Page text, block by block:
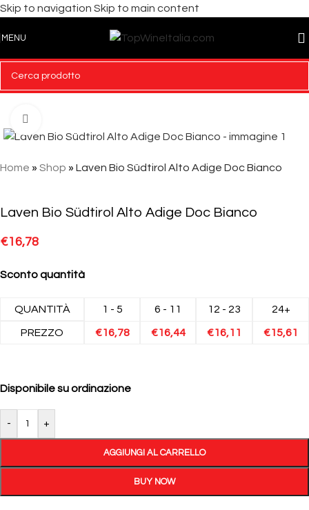
Skip to navigation Skip to main content
MENU
Home » Shop » Laven Bio Südtirol Alto Adige Doc Bianco
Laven Bio Südtirol Alto Adige Doc Bianco
€16,78
Sconto quantità
QUANTITÀ 1 - 5 6 - 11 12 - 23 24+
PREZZO €16,78 €16,44 €16,11 €15,61
Disponibile su ordinazione
- +
AGGIUNGI AL CARRELLO
BUY NOW